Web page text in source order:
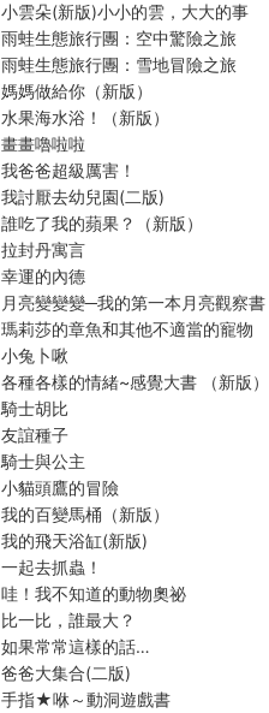
小雲朵(新版)小小的雲，大大的事
雨蛙生態旅行團：空中驚險之旅
雨蛙生態旅行團：雪地冒險之旅
媽媽做給你（新版）
水果海水浴！（新版）
畫畫嚕啦啦
我爸爸超級厲害！
我討厭去幼兒園(二版)
誰吃了我的蘋果？（新版）
拉封丹寓言
幸運的內德
月亮變變變─我的第一本月亮觀察書
瑪莉莎的章魚和其他不適當的寵物
小兔卜啾
各種各樣的情緒~感覺大書 （新版）
騎士胡比
友誼種子
騎士與公主
小貓頭鷹的冒險
我的百變馬桶（新版）
我的飛天浴缸(新版)
一起去抓蟲！
哇！我不知道的動物奧祕
比一比，誰最大？
如果常常這樣的話…
爸爸大集合(二版)
手指★咻～動洞遊戲書